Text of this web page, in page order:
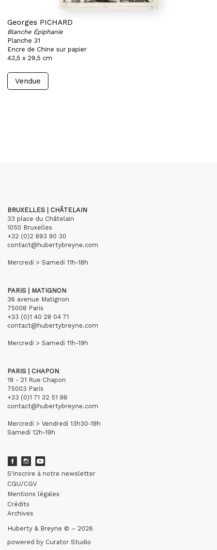
Georges PICHARD
Blanche Épiphanie
Planche 31
Encre de Chine sur papier
43,5 x 29,5 cm
Vendue
BRUXELLES | CHÂTELAIN
33 place du Châtelain
1050 Bruxelles
+32 (0)2 893 90 30
contact@hubertybreyne.com
Mercredi > Samedi 11h-18h
PARIS | MATIGNON
36 avenue Matignon
75008 Paris
+33 (0)1 40 28 04 71
contact@hubertybreyne.com
Mercredi > Samedi 11h-19h
PARIS | CHAPON
19 - 21 Rue Chapon
75003 Paris
+33 (0)1 71 32 51 98
contact@hubertybreyne.com
Mercredi > Vendredi 13h30-19h
Samedi 12h-19h
S'inscrire à notre newsletter
CGU/CGV
Mentions légales
Crédits
Archives
Huberty & Breyne © – 2026
powered by Curator Studio